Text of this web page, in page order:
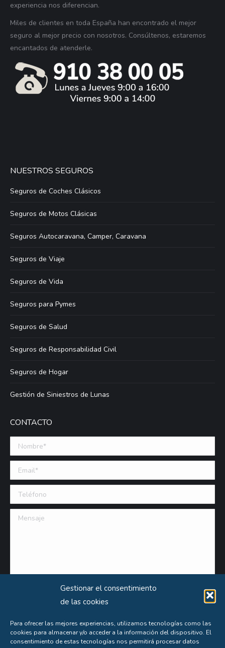
Gestionar el consentimiento
de las cookies
Para ofrecer las mejores experiencias, utilizamos tecnologías como las
cookies para almacenar y/o acceder a la información del dispositivo. El
consentimiento de estas tecnologías nos permitirá procesar datos
experiencia nos diferencian.
Miles de clientes en toda España han encontrado el mejor
seguro al mejor precio con nosotros. Consúltenos, estaremos
encantados de atenderle.
NUESTROS SEGUROS
Seguros de Coches Clásicos
Seguros de Motos Clásicas
Seguros Autocaravana, Camper, Caravana
Seguros de Viaje
Seguros de Vida
Seguros para Pymes
Seguros de Salud
Seguros de Responsabilidad Civil
Seguros de Hogar
Gestión de Siniestros de Lunas
CONTACTO
Nombre *
Email (requerido)
Teléfono
Mensaje